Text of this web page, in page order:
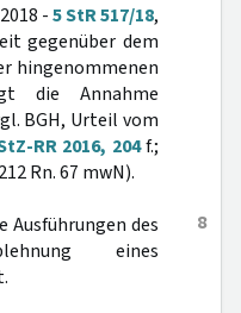
-5 StR 517/18,
gegenüber dem
hingenommenen
die Annahme
BGH, Urteil vom
RR 2016, 204f.;
Rn. 67 mwN).
8
Ausführungen des
eines